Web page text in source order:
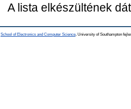
A lista elkészültének
School of Electronics and Computer Science , University of Southampton